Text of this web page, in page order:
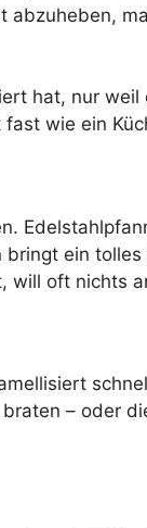
hat, nur
wie ein
ein
will oft nichts
– oder